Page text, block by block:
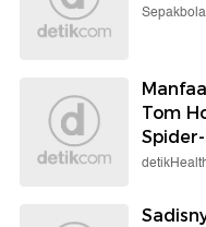
Sepakbola
Tom